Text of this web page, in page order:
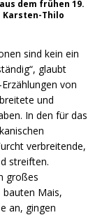
dem frühen 19.
Karsten-Thilo
sind kein ein
glaubt
von
und
In den für das
verbreitende,
streiften.
großes
Mais,
an, gingen